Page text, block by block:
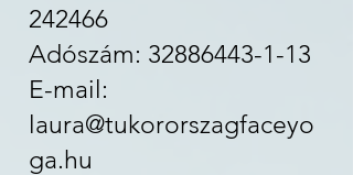
242466
Adószám: 32886443-1-13
E-mail:
laura@tukororszagfaceyo
ga.hu